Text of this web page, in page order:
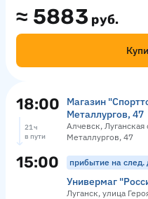
≈ 5883 руб.
18:00
Магазин
Металлургов, 47
Алчевск, Луганская
Металлургов, 47
21 ч
в пути
15:00 прибытие на след.
Универмаг
Луганск, улица